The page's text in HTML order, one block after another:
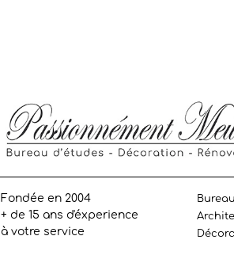
Fondée en 2004
+ de 15 ans d'éxperience
à votre service